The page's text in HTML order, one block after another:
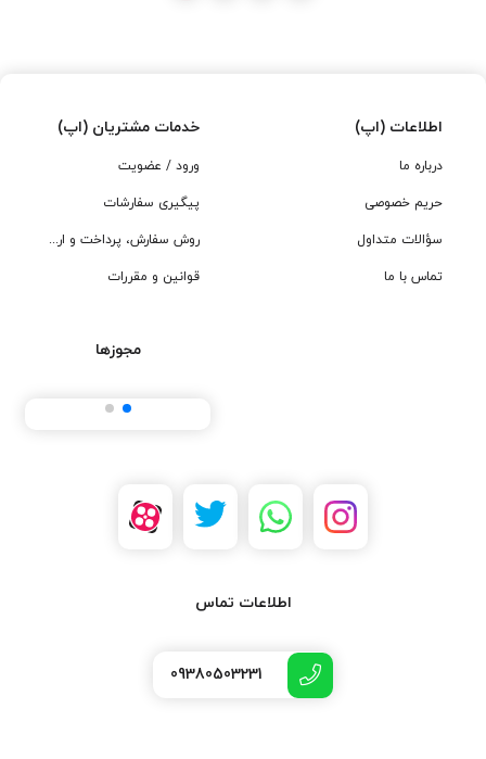
اطلاعات (اپ)
درباره ما
حریم خصوصی
سؤالات متداول
تماس با ما
خدمات مشتریان (اپ)
ورود / عضویت
پیگیری سفارشات
روش سفارش، پرداخت و ارسال
قوانین و مقررات
مجوزها
اطلاعات تماس
09380503231